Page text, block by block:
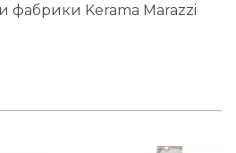
фабрики Kerama Marazzi